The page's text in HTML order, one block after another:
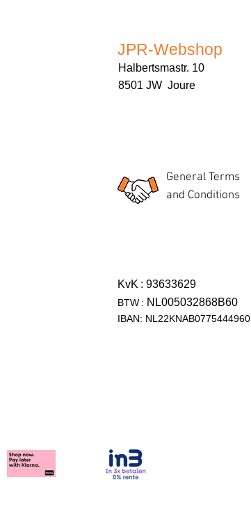
JPR-Webshop
Halbertsmastr. 10
8501 JW Joure
General Terms
and Conditions
KvK : 93633629
BTW : NL005032868B60
IBAN: NL22KNAB0775444960